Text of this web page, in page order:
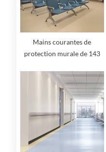
Mains courantes de
protection murale de 143